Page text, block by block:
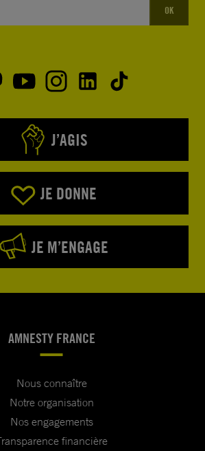
OK
J’AGIS
JE DONNE
JE M’ENGAGE
AMNESTY FRANCE
Nous connaître
Notre organisation
Nos engagements
financière